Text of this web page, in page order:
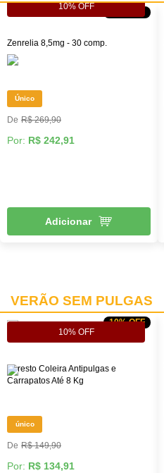
10% OFF
Zenrelia 8,5mg - 30 comp.
Único
R$ 269,90
Por: R$ 242,91
Adicionar
VERÃO SEM PULGAS
10% OFF
10% OFF
Seresto Coleira Antipulgas e
Carrapatos Até 8 Kg
único
R$ 149,90
Por: R$ 134,91